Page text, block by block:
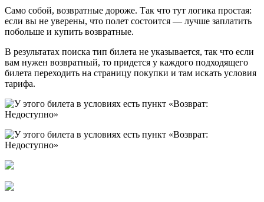
Само собой, возвратные дороже. Так что тут логика простая:
если вы не уверены, что полет состоится — лучше заплатить
побольше и купить возвратные.
В результатах поиска тип билета не указывается, так что если
вам нужен возвратный, то придется у каждого подходящего
билета переходить на страницу покупки и там искать условия
тарифа.